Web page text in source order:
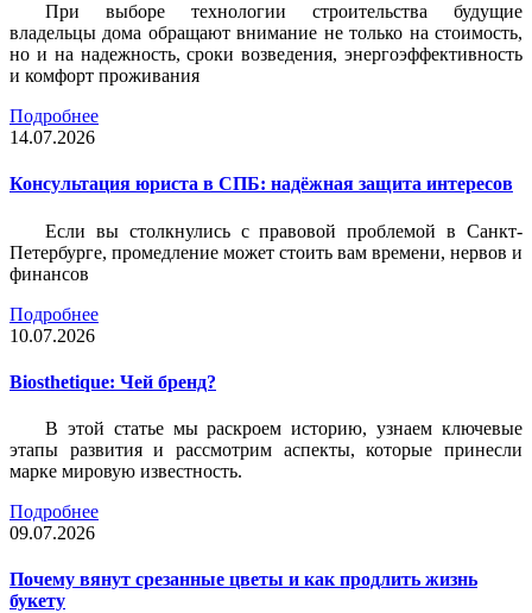
При выборе технологии строительства будущие
владельцы дома обращают внимание не только на стоимость,
но и на надежность, сроки возведения, энергоэффективность
и комфорт проживания
Подробнее
14.07.2026
Консультация юриста в СПБ: надёжная защита интересов
Если вы столкнулись с правовой проблемой в Санкт-
Петербурге, промедление может стоить вам времени, нервов и
финансов
Подробнее
10.07.2026
Biosthetique: Чей бренд?
В этой статье мы раскроем историю, узнаем ключевые
этапы развития и рассмотрим аспекты, которые принесли
марке мировую известность.
Подробнее
09.07.2026
Почему вянут срезанные цветы и как продлить жизнь
букету